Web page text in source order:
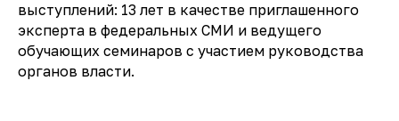
выступлений: 13 лет в качестве приглашенного
эксперта в федеральных СМИ и ведущего
обучающих семинаров с участием руководства
органов власти.